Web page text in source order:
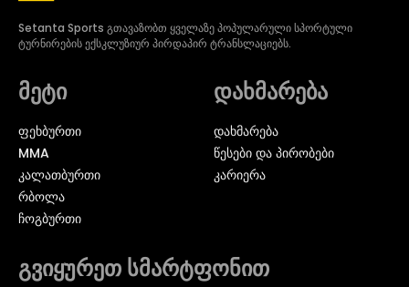
Setanta Sports გთავაზობთ ყველაზე პოპულარული სპორტული
ტურნირების ექსკლუზიურ პირდაპირ ტრანსლაციებს.
მეტი
ᲤᲔᲮᲑᲣᲠᲗᲘ
MMA
ᲙᲐᲚᲐᲗᲑᲣᲠᲗᲘ
ᲠᲑᲝᲚᲐ
ᲩᲝᲒᲑᲣᲠᲗᲘ
დახმარება
დახმარება
წესები და პირობები
კარიერა
გვიყურეთ სმარტფონით